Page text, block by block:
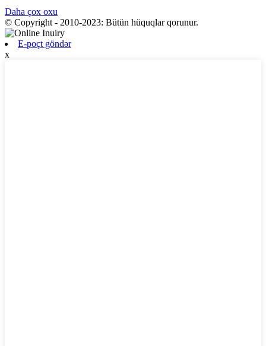
Daha çox oxu
© Copyright - 2010-2023: Bütün hüquqlar qorunur.
E-poçt göndər
x